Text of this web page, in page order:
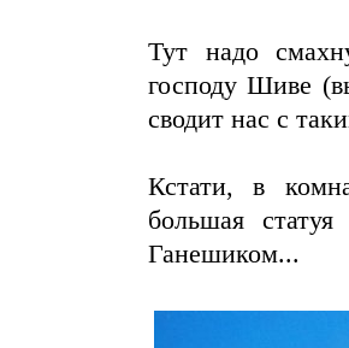
Тут надо
господу Шиве
сводит нас с
Кстати, в
большая
Ганешиком...